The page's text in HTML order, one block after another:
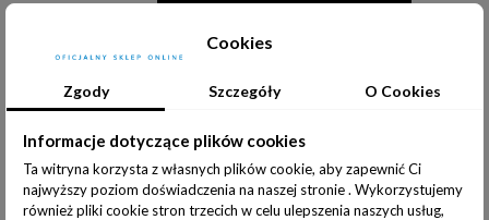
Udostępnij:
Cookies
Zgody Szczegóły O Cookies
Informacje dotyczące plików cookies
Ta witryna korzysta z własnych plików cookie, aby zapewnić Ci
najwyższy poziom doświadczenia na naszej stronie . Wykorzystujemy
również pliki cookie stron trzecich w celu ulepszenia naszych usług,